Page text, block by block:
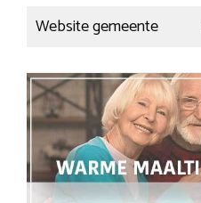
Website gemeente